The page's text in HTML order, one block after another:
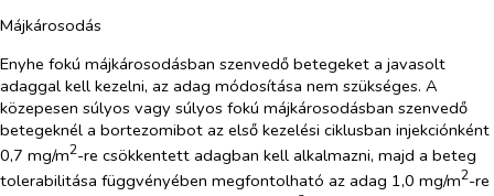
Májkárosodás
Enyhe fokú májkárosodásban szenvedő betegeket a javasolt
adaggal kell kezelni, az adag módosítása nem szükséges. A
közepesen súlyos vagy súlyos fokú májkárosodásban szenvedő
betegeknél a bortezomibot az első kezelési ciklusban injekciónként
0,7 mg/m2-re csökkentett adagban kell alkalmazni, majd a beteg
tolerabilitása függvényében megfontolható az adag 1,0 mg/m2-re